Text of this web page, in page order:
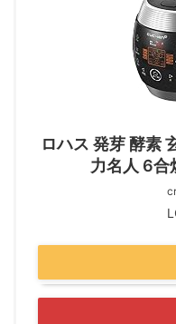
ロハス 発芽 酵素
力名人 6合